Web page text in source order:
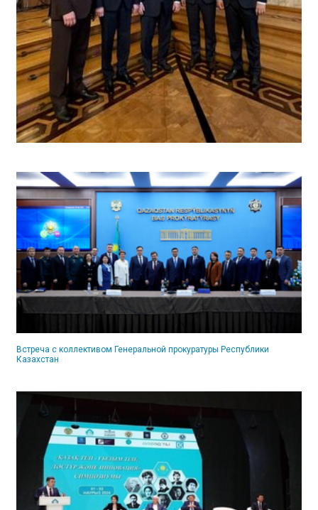
Встреча с коллективом Генеральной прокуратуры Республики
Казахстан